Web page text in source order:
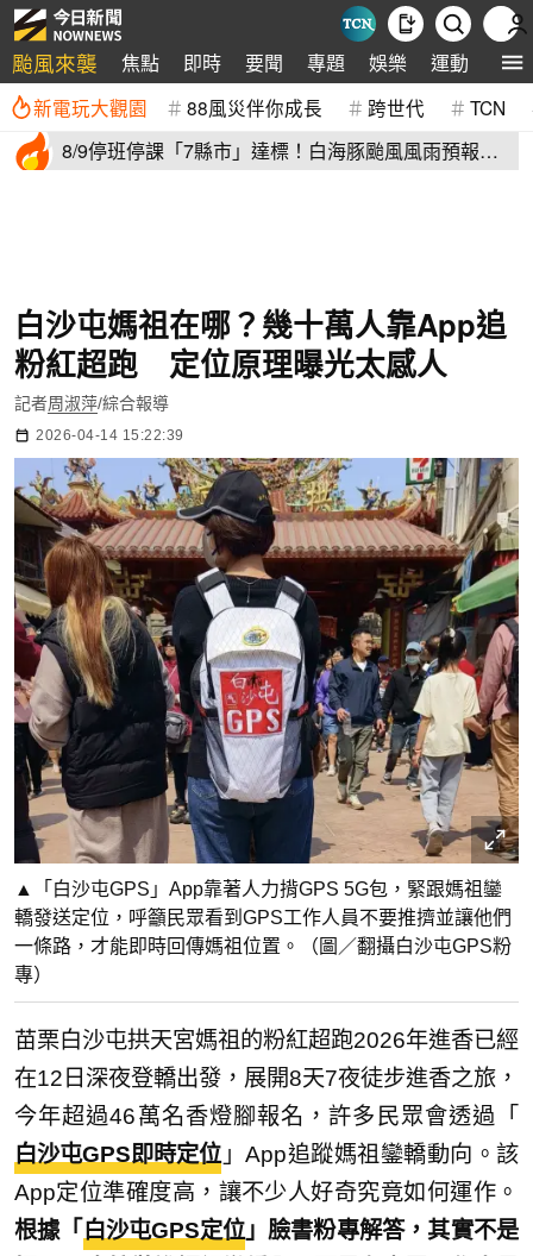
颱風來襲 焦點 即時 要聞 專題 娛樂 運動 全球
新電玩大觀園 88風災伴你成長 跨世代 TCN
8/9停班停課「7縣市」達標！白海豚颱風風雨預報
白沙屯媽祖在哪？幾十萬人靠App追
粉紅超跑 定位原理曝光太感人
記者周淑萍/綜合報導
2026-04-14 15:22:39
▲「白沙屯GPS」App靠著人力揹GPS 5G包，緊跟媽祖鑾
轎發送定位，呼籲民眾看到GPS工作人員不要推擠並讓他們
一條路，才能即時回傳媽祖位置。（圖／翻攝白沙屯GPS粉
專）
苗栗白沙屯拱天宮媽祖的粉紅超跑2026年進香已經
在12日深夜登轎出發，展開8天7夜徒步進香之旅，
今年超過46萬名香燈腳報名，許多民眾會透過「
白沙屯GPS即時定位 」App追蹤媽祖鑾轎動向。該
App定位準確度高，讓不少人好奇究竟如何運作。
根據「 白沙屯GPS定位」臉書粉專解答，其實不是